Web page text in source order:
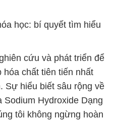
học: bí quyết tìm hiểu
cứu và phát triển để
chất tiên tiến nhất
Sự hiểu biết sâu rộng về
Hydroxide Dạng
tôi không ngừng hoàn